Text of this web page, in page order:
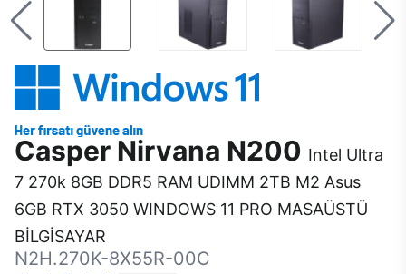
Casper Nirvana N200 Intel Ultra
7 270k 8GB DDR5 RAM UDIMM 2TB M2 Asus
6GB RTX 3050 WINDOWS 11 PRO MASAÜSTÜ
BİLGİSAYAR
N2H.270K-8X55R-00C